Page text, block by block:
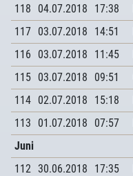
118
04.07.2018 17:38
117 03.07.2018 14:51
116
03.07.2018 11:45
115 03.07.2018 09:51
114 02.07.2018 15:18
113
01.07.2018 07:57
Juni
112 30.06.2018 17:35